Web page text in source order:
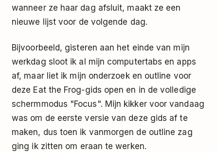
wanneer ze haar dag afsluit, maakt ze een
nieuwe lijst voor de volgende dag.
Bijvoorbeeld, gisteren aan het einde van mijn
werkdag sloot ik al mijn computertabs en apps
af, maar liet ik mijn onderzoek en outline voor
deze Eat the Frog-gids open en in de volledige
schermmodus "Focus". Mijn kikker voor vandaag
was om de eerste versie van deze gids af te
maken, dus toen ik vanmorgen de outline zag
ging ik zitten om eraan te werken.